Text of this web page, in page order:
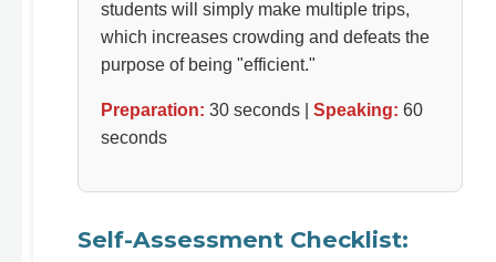
students will simply make multiple trips,
which increases crowding and defeats the
purpose of being "efficient."
Preparation: 30 seconds | Speaking: 60
seconds
Self-Assessment Checklist: